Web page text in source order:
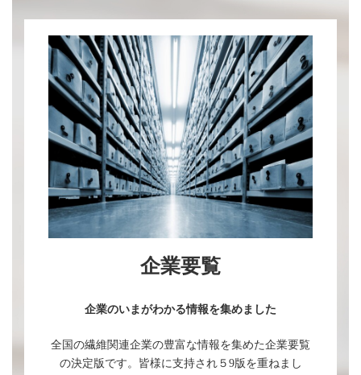
企業要覧
企業のいまがわかる情報を集めました
全国の繊維関連企業の豊富な情報を集めた企業要覧
の決定版です。皆様に支持され５9版を重ねまし